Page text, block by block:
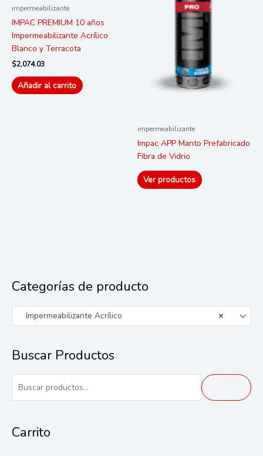
impermeabilizante
IMPAC PREMIUM 10 años
Impermeabilizante Acrílico
Blanco y Terracota
$2,074.03
Añadir al carrito
impermeabilizante
Impac APP Manto Prefabricado
Fibra de Vidrio
Ver productos
Categorías de producto
×
Impermeabilizante Acrílico
Buscar Productos
u
c
Carrito